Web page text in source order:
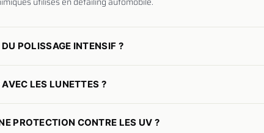
POLISSAGE INTENSIF ?
LES LUNETTES ?
PROTECTION CONTRE LES UV ?